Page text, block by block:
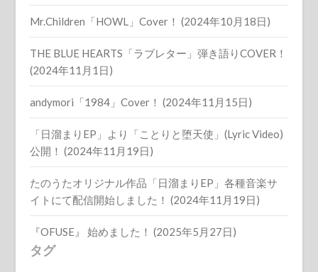
Mr.Children「HOWL」Cover！ (2024年10月18日)
THE BLUE HEARTS「ラブレター」弾き語りCOVER！
(2024年11月1日)
andymori「1984」Cover！ (2024年11月15日)
「日溜まりEP」より「ことりと堕天使」(Lyric Video)
公開！ (2024年11月19日)
たのうたオリジナル作品「日溜まりEP」各種音楽サ
イトにて配信開始しました！ (2024年11月19日)
『OFUSE』 始めました！ (2025年5月27日)
タグ